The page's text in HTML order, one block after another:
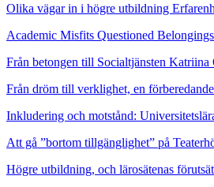
Olika vägar in i högre utbildning
Academic Misfits Questioned
Från betongen till Socialtjänsten Katriina
Från dröm till verklighet, en
Inkludering och motstånd:
Att gå ”bortom tillgänglighet” på
Högre utbildning, och lärosätenas